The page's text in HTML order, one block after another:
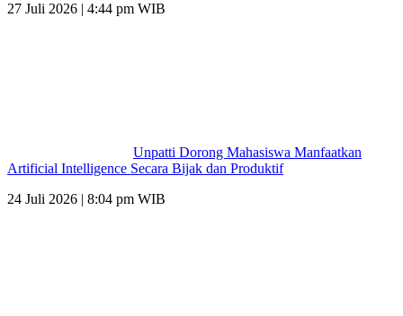
27 Juli 2026 | 4:44 pm WIB
Unpatti Dorong Mahasiswa Manfaatkan
Artificial Intelligence Secara Bijak dan Produktif
24 Juli 2026 | 8:04 pm WIB